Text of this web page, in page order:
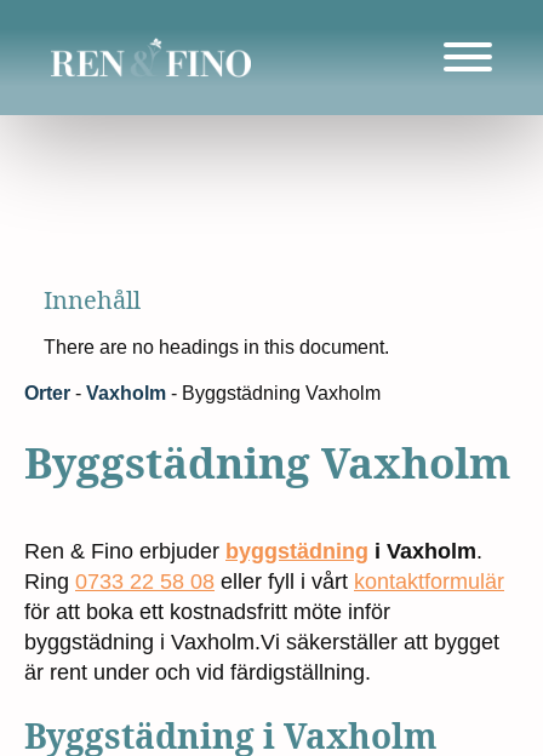
Innehåll
There are no headings in this document.
Orter - Vaxholm - Byggstädning Vaxholm
Byggstädning Vaxholm
Ren & Fino erbjuder byggstädning i Vaxholm.
Ring 0733 22 58 08 eller fyll i vårt kontaktformulär
för att boka ett kostnadsfritt möte inför
byggstädning i Vaxholm.Vi säkerställer att bygget
är rent under och vid färdigställning.
Byggstädning i Vaxholm